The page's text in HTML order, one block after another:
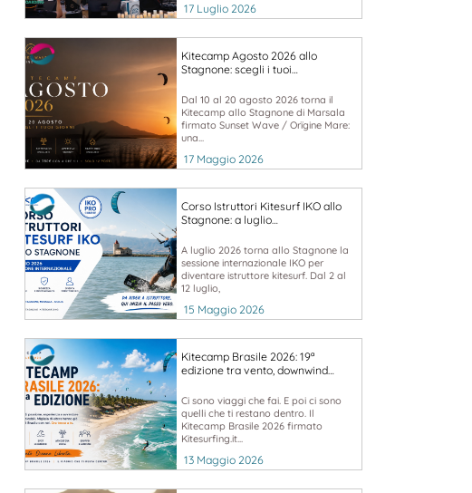
17 Luglio 2026
Kitecamp Agosto 2026 allo
Stagnone: scegli i tuoi…
Dal 10 al 20 agosto 2026 torna il
Kitecamp allo Stagnone di Marsala
firmato Sunset Wave / Orïgine Mare:
una...
17 Maggio 2026
Corso Istruttori Kitesurf IKO allo
Stagnone: a luglio…
A luglio 2026 torna allo Stagnone la
sessione internazionale IKO per
diventare istruttore kitesurf. Dal 2 al
12 luglio,
15 Maggio 2026
Kitecamp Brasile 2026: 19ª
edizione tra vento, downwind…
Ci sono viaggi che fai. E poi ci sono
quelli che ti restano dentro. Il
Kitecamp Brasile 2026 firmato
Kitesurfing.it...
13 Maggio 2026